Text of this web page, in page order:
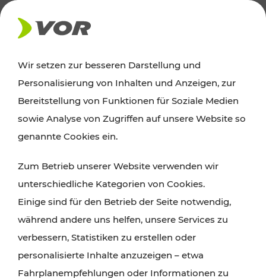
AKTUELLES
Ausflugstipps
Wien, Niederösterreich und das Burgenland
Wanderungen, Kultur und Gastronomie,
Radtouren oder purer Naturgenuss – viele
Attraktionen sind mit den Ticket- und Fahrplan-
Angeboten des VOR gut und schnell erreichbar.
Wir setzen zur besseren Darstellung und
Personalisierung von Inhalten und Anzeigen, zur
Bereitstellung von Funktionen für Soziale Medien
sowie Analyse von Zugriffen auf unsere Website so
genannte Cookies ein.
Zum Betrieb unserer Website verwenden wir
unterschiedliche Kategorien von Cookies.
Einige sind für den Betrieb der Seite notwendig,
während andere uns helfen, unsere Services zu
verbessern, Statistiken zu erstellen oder
personalisierte Inhalte anzuzeigen – etwa
Fahrplanempfehlungen oder Informationen zu